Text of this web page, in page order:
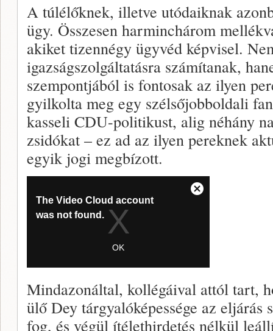
A túlélőknek, illetve utódaiknak
ügy. Összesen harminchárom
akiket tizennégy ügyvéd képvisel.
igazságszolgáltatásra számítanak,
szempontjából is fontosak az ilyen
gyilkolta meg egy szélsőjobboldali
kasseli CDU-politikust, alig néhány
zsidókat – ez ad az ilyen pereknek
egyik jogi megbízott.
Mindazonáltal, kollégáival attól tart,
ülő Dey tárgyalóképessége az eljárás
fog, és végül ítélethirdetés nélkül